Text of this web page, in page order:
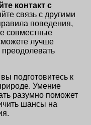
контакт с
связь с другими
поведения,
совместные
лучше
подготовитесь к
Умение
разумно поможет
шансы на